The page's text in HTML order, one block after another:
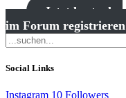
Jetzt kostenlos
im Forum registrieren
Social Links
Instagram 10 Followers